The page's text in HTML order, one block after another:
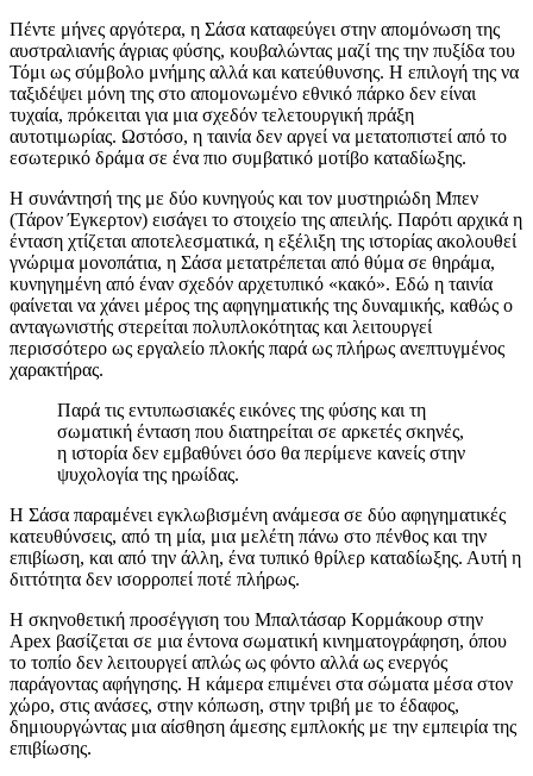
Πέντε μήνες αργότερα, η Σάσα καταφεύγει στην απομόνωση της
αυστραλιανής άγριας φύσης, κουβαλώντας μαζί της την πυξίδα του
Τόμι ως σύμβολο μνήμης αλλά και κατεύθυνσης. Η επιλογή της να
ταξιδέψει μόνη της στο απομονωμένο εθνικό πάρκο δεν είναι
τυχαία, πρόκειται για μια σχεδόν τελετουργική πράξη
αυτοτιμωρίας. Ωστόσο, η ταινία δεν αργεί να μετατοπιστεί από το
εσωτερικό δράμα σε ένα πιο συμβατικό μοτίβο καταδίωξης.
Η συνάντησή της με δύο κυνηγούς και τον μυστηριώδη Μπεν
(Τάρον Έγκερτον) εισάγει το στοιχείο της απειλής. Παρότι αρχικά η
ένταση χτίζεται αποτελεσματικά, η εξέλιξη της ιστορίας ακολουθεί
γνώριμα μονοπάτια, η Σάσα μετατρέπεται από θύμα σε θηράμα,
κυνηγημένη από έναν σχεδόν αρχετυπικό «κακό». Εδώ η ταινία
φαίνεται να χάνει μέρος της αφηγηματικής της δυναμικής, καθώς ο
ανταγωνιστής στερείται πολυπλοκότητας και λειτουργεί
περισσότερο ως εργαλείο πλοκής παρά ως πλήρως ανεπτυγμένος
χαρακτήρας.
Παρά τις εντυπωσιακές εικόνες της φύσης και τη
σωματική ένταση που διατηρείται σε αρκετές σκηνές,
η ιστορία δεν εμβαθύνει όσο θα περίμενε κανείς στην
ψυχολογία της ηρωίδας.
Η Σάσα παραμένει εγκλωβισμένη ανάμεσα σε δύο αφηγηματικές
κατευθύνσεις, από τη μία, μια μελέτη πάνω στο πένθος και την
επιβίωση, και από την άλλη, ένα τυπικό θρίλερ καταδίωξης. Αυτή η
διττότητα δεν ισορροπεί ποτέ πλήρως.
Η σκηνοθετική προσέγγιση του Μπαλτάσαρ Κορμάκουρ στην
Apex βασίζεται σε μια έντονα σωματική κινηματογράφηση, όπου
το τοπίο δεν λειτουργεί απλώς ως φόντο αλλά ως ενεργός
παράγοντας αφήγησης. Η κάμερα επιμένει στα σώματα μέσα στον
χώρο, στις ανάσες, στην κόπωση, στην τριβή με το έδαφος,
δημιουργώντας μια αίσθηση άμεσης εμπλοκής με την εμπειρία της
επιβίωσης.